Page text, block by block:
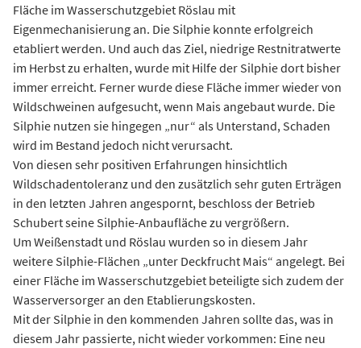
Fläche im Wasserschutzgebiet Röslau mit
Eigenmechanisierung an. Die Silphie konnte erfolgreich
etabliert werden. Und auch das Ziel, niedrige Restnitratwerte
im Herbst zu erhalten, wurde mit Hilfe der Silphie dort bisher
immer erreicht. Ferner wurde diese Fläche immer wieder von
Wildschweinen aufgesucht, wenn Mais angebaut wurde. Die
Silphie nutzen sie hingegen „nur“ als Unterstand, Schaden
wird im Bestand jedoch nicht verursacht.
Von diesen sehr positiven Erfahrungen hinsichtlich
Wildschadentoleranz und den zusätzlich sehr guten Erträgen
in den letzten Jahren angespornt, beschloss der Betrieb
Schubert seine Silphie-Anbaufläche zu vergrößern.
Um Weißenstadt und Röslau wurden so in diesem Jahr
weitere Silphie-Flächen „unter Deckfrucht Mais“ angelegt. Bei
einer Fläche im Wasserschutzgebiet beteiligte sich zudem der
Wasserversorger an den Etablierungskosten.
Mit der Silphie in den kommenden Jahren sollte das, was in
diesem Jahr passierte, nicht wieder vorkommen: Eine neu